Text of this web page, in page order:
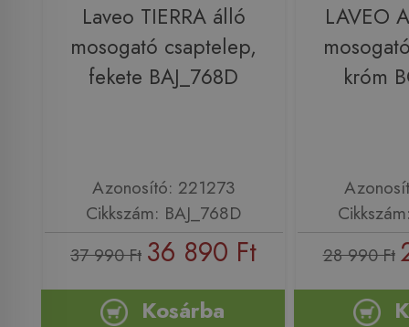
Laveo TIERRA álló
mosogató csaptelep,
fekete BAJ_768D
Azonosító: 221273
Cikkszám: BAJ_768D
37 990 Ft 36 890 Ft
Kosárba
LAVEO
króm
28 990 Ft